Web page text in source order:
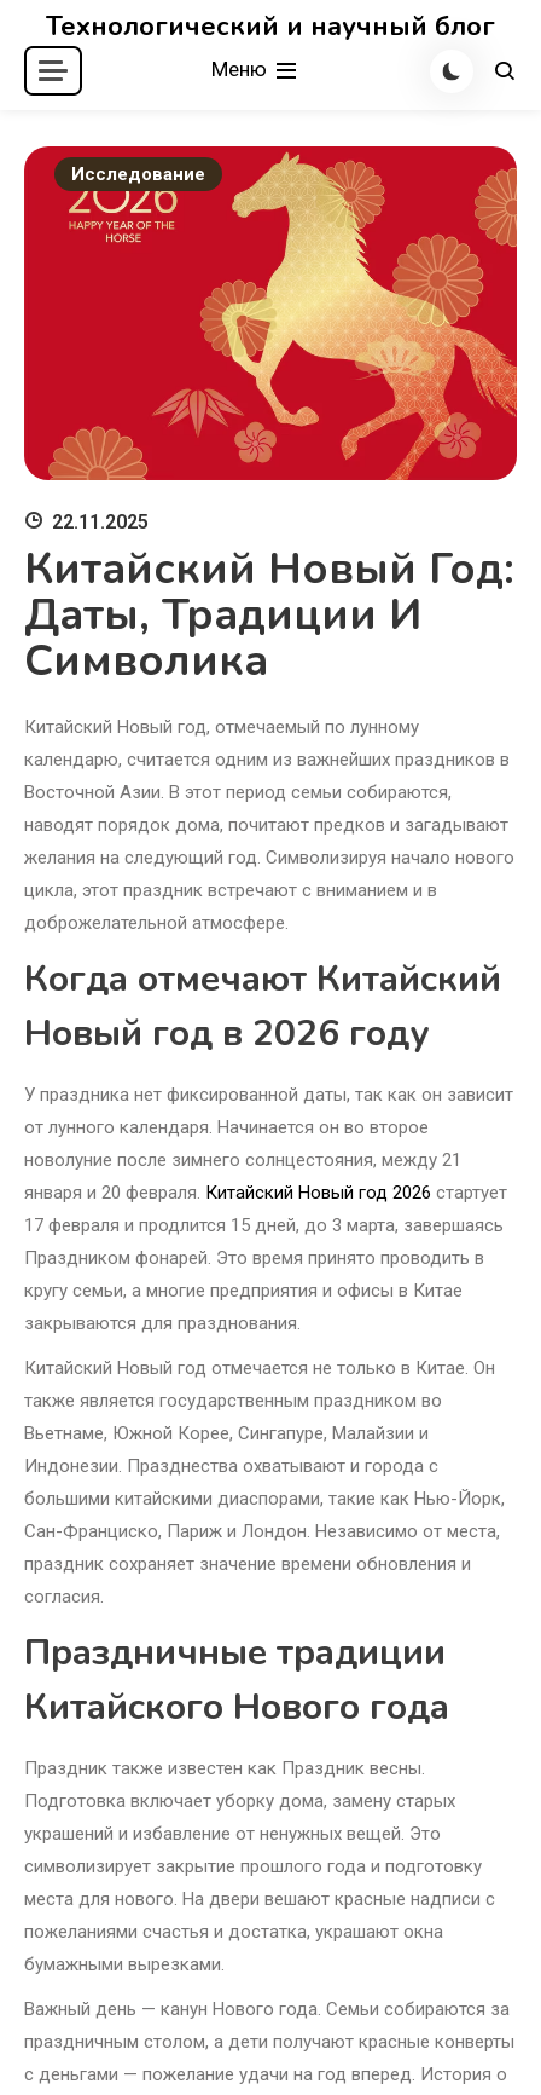
Перейти
содержимому
Технологический и научный блог
Меню
Исследование
22.11.2025
Китайский Новый Год:
Даты, Традиции И
Символика
Китайский Новый год, отмечаемый по лунному
календарю, считается одним из важнейших праздников в
Восточной Азии. В этот период семьи собираются,
наводят порядок дома, почитают предков и загадывают
желания на следующий год. Символизируя начало нового
цикла, этот праздник встречают с вниманием и в
доброжелательной атмосфере.
Когда отмечают Китайский
Новый год в 2026 году
У праздника нет фиксированной даты, так как он зависит
от лунного календаря. Начинается он во второе
новолуние после зимнего солнцестояния, между 21
января и 20 февраля. Китайский Новый год 2026 стартует
17 февраля и продлится 15 дней, до 3 марта, завершаясь
Праздником фонарей. Это время принято проводить в
кругу семьи, а многие предприятия и офисы в Китае
закрываются для празднования.
Китайский Новый год отмечается не только в Китае. Он
также является государственным праздником во
Вьетнаме, Южной Корее, Сингапуре, Малайзии и
Индонезии. Празднества охватывают и города с
большими китайскими диаспорами, такие как Нью-Йорк,
Сан-Франциско, Париж и Лондон. Независимо от места,
праздник сохраняет значение времени обновления и
согласия.
Праздничные традиции
Китайского Нового года
Праздник также известен как Праздник весны.
Подготовка включает уборку дома, замену старых
украшений и избавление от ненужных вещей. Это
символизирует закрытие прошлого года и подготовку
места для нового. На двери вешают красные надписи с
пожеланиями счастья и достатка, украшают окна
бумажными вырезками.
Важный день — канун Нового года. Семьи собираются за
праздничным столом, а дети получают красные конверты
с деньгами — пожелание удачи на год вперед. История о